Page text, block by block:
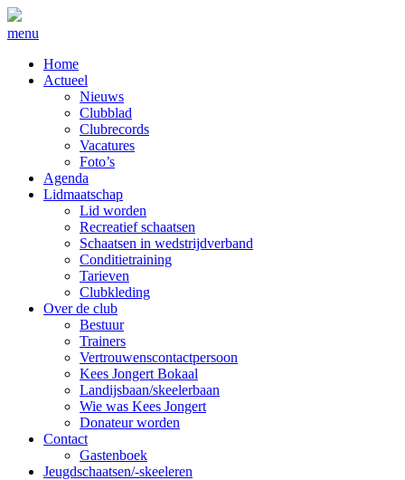
menu
Home
Actueel
Nieuws
Clubblad
Clubrecords
Vacatures
Foto’s
Agenda
Lidmaatschap
Lid worden
Recreatief schaatsen
Schaatsen in wedstrijdverband
Conditietraining
Tarieven
Clubkleding
Over de club
Bestuur
Trainers
Vertrouwenscontactpersoon
Kees Jongert Bokaal
Landijsbaan/skeelerbaan
Wie was Kees Jongert
Donateur worden
Contact
Gastenboek
Jeugdschaatsen/-skeeleren